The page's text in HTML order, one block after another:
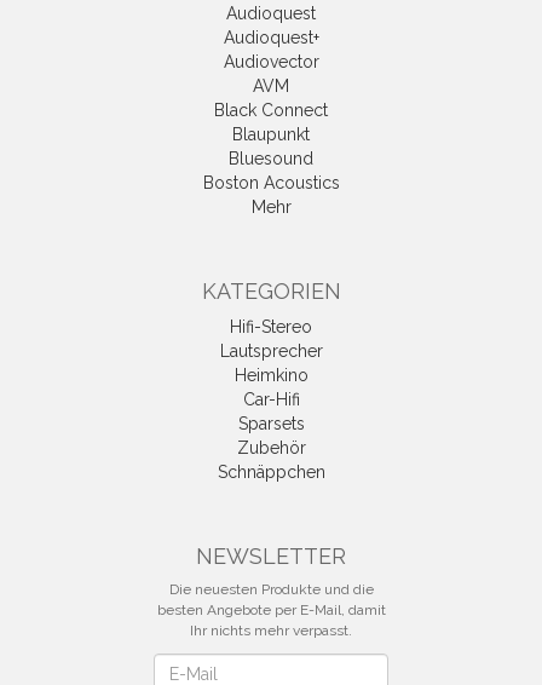
Audioquest
Audioquest+
Audiovector
AVM
Black Connect
Blaupunkt
Bluesound
Boston Acoustics
Mehr
KATEGORIEN
Hifi-Stereo
Lautsprecher
Heimkino
Car-Hifi
Sparsets
Zubehör
Schnäppchen
NEWSLETTER
Die neuesten Produkte und die
besten Angebote per E-Mail, damit
Ihr nichts mehr verpasst.